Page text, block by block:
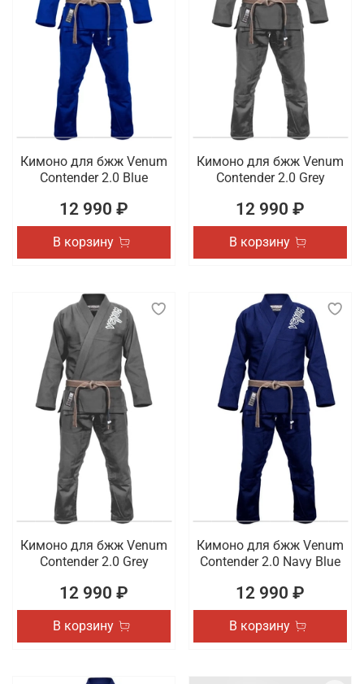
Кимоно для бжж Venum
Contender 2.0 Blue
12 990 ₽
В корзину
Кимоно для бжж Venum
Contender 2.0 Grey
12 990 ₽
В корзину
Кимоно для бжж Venum
Contender 2.0 Grey
12 990 ₽
В корзину
Кимоно для бжж Venum
Contender 2.0 Navy Blue
12 990 ₽
В корзину